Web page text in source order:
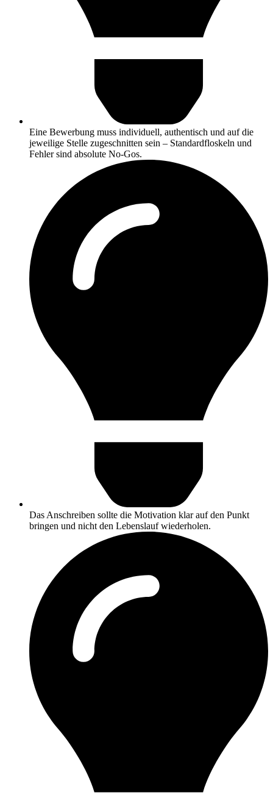
Eine Bewerbung muss individuell, authentisch und auf die
jeweilige Stelle zugeschnitten sein – Standardfloskeln und
Fehler sind absolute No-Gos.
Das Anschreiben sollte die Motivation klar auf den Punkt
bringen und nicht den Lebenslauf wiederholen.